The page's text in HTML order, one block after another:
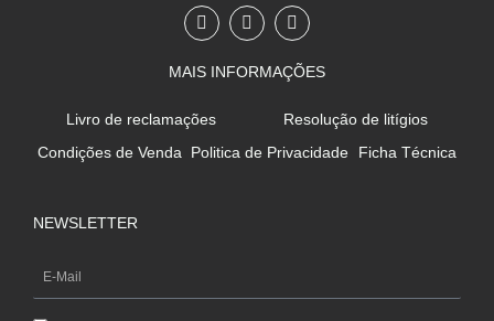
F
a
e
b
o
-
I
n
t
a
m
W
h
t
s
p
MAIS INFORMAÇÕES
Livro de reclamações
Resolução de litígios
Condições de Venda
Politica de Privacidade Ficha Técnica
NEWSLETTER